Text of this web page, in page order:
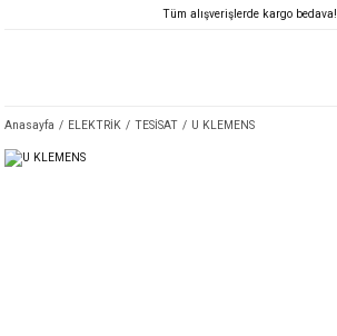
Tüm alışverişlerde kargo bedava!
Anasayfa ELEKTRİK TESİSAT U KLEMENS